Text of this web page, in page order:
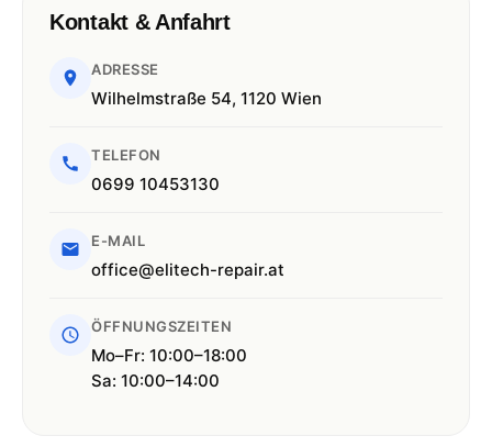
Kontakt & Anfahrt
ADRESSE
Wilhelmstraße 54, 1120 Wien
TELEFON
0699 10453130
E-MAIL
office@elitech-repair.at
ÖFFNUNGSZEITEN
Mo–Fr: 10:00–18:00
Sa: 10:00–14:00